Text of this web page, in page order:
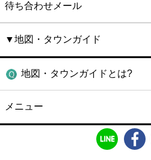
待ち合わせメール
▼地図・タウンガイド
地図・タウンガイドとは?
メニュー